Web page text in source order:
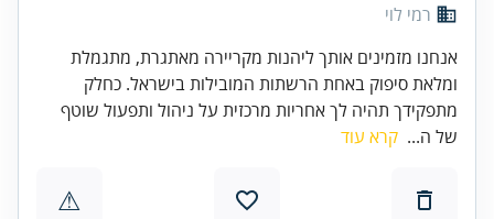
רמי לוי
אנחנו מזמינים אותך ליהנות מקריירה מאתגרת, מתגמלת
ומלאת סיפוק באחת הרשתות המובילות בישראל. כחלק
מתפקידך תהיה לך אחריות מרכזית על ניהול ותפעול שוטף
של ה... קרא עוד
⚠